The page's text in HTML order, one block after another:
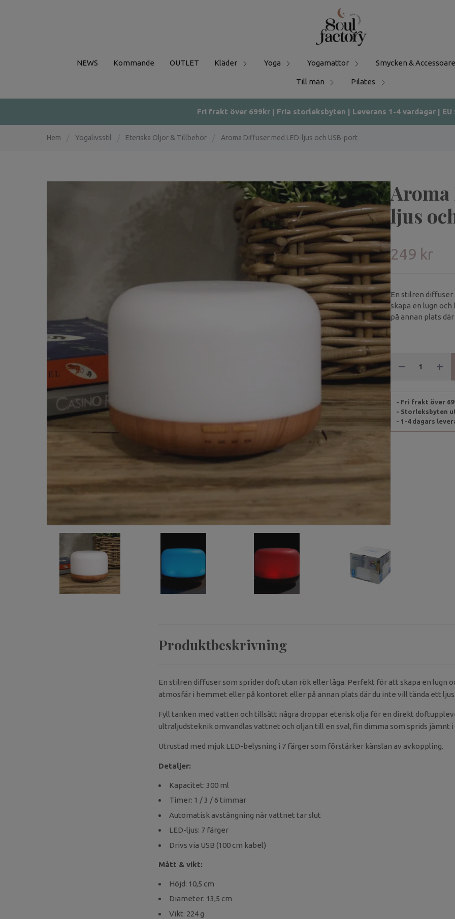
NEWS Kommande OUTLET Kläder Yoga Yogamattor Smycken &
Till män Pilates
Fri frakt över 699kr | Fria storleksbyten | Leverans 1-4 vardagar | EU
Hem Yogalivsstil Eteriska Oljor & Tillbehör Aroma Diffuser med LED-ljus och USB-port
ljus
249 kr
En stilren diffuser
skapa en lugn
på annan plats
- Fri frakt över
- Storleksbyten
- 1-4 dagars
Produktbeskrivning
En stilren diffuser som sprider doft utan rök eller låga. Perfekt för att skapa en lugn
atmosfär i hemmet eller på kontoret eller på annan plats där du inte vill tända ett ljus.
Fyll tanken med vatten och tillsätt några droppar eterisk olja för en direkt
ultraljudsteknik omvandlas vattnet och oljan till en sval, fin dimma som sprids jämnt
Utrustad med mjuk LED-belysning i 7 färger som förstärker känslan av avkoppling.
Detaljer:
Kapacitet: 300 ml
Timer: 1 / 3 / 6 timmar
Automatisk avstängning när vattnet tar slut
LED-ljus: 7 färger
Drivs via USB (100 cm kabel)
Mått & vikt:
Höjd: 10,5 cm
Diameter: 13,5 cm
Vikt: 224 g